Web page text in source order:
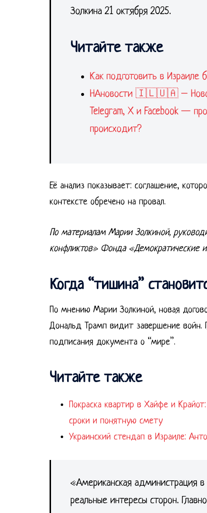
Золкина 21 октября 2025.
Читайте также
Как подготовить в Израиле
НАновости 🇮🇱🇺🇦 –
Telegram, X и Facebook —
происходит?
Её анализ показывает: соглашение,
контексте обречено на провал.
По материалам Марии Золкиной,
конфликтов» Фонда «Демократические
Когда “тишина”
По мнению Марии Золкиной, новая
Дональд Трамп видит завершение войн.
подписания документа о “мире”.
Читайте также
Покраска квартир в Хайфе и
сроки и понятную смету
Украинский стендап в Израиле:
«Американская администрация в
реальные интересы сторон.